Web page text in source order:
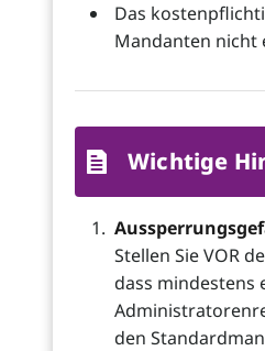
Das
Mandanten
Wichtige
Stellen Sie VOR
dass mindestens
den